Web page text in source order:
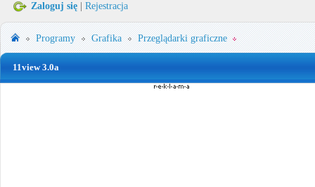
Zaloguj się Rejestracja
Programy Grafika Przeglądarki graficzne
11view 3.0a